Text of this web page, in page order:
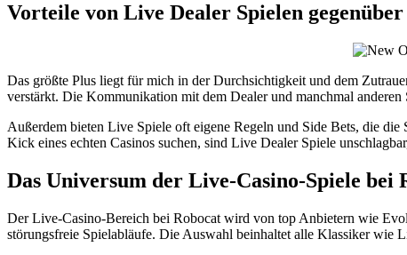
Vorteile von Live Dealer Spielen
Das größte Plus liegt für mich in der Durchsichtigkeit und dem
verstärkt. Die Kommunikation mit dem Dealer und manchmal
Außerdem bieten Live Spiele oft eigene Regeln und Side Bets, die
Kick eines echten Casinos suchen, sind Live Dealer Spiele
Das Universum der Live-Casino-Spiele bei
Der Live-Casino-Bereich bei Robocat wird von top Anbietern wie
störungsfreie Spielabläufe. Die Auswahl beinhaltet alle Klassiker